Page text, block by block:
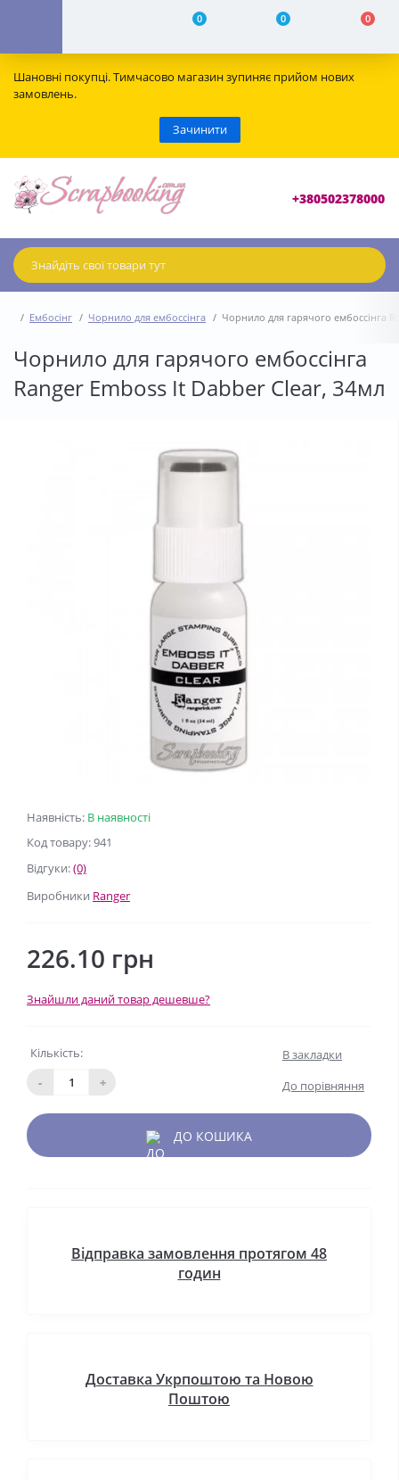
0 0 0
Шановні покупці. Тимчасово магазин зупиняє прийом нових
замовлень.
Зачинити
+380502378000
Ембосінг Чорнило для ембоссінга Чорнило для гарячого ембоссінга
Чорнило для гарячого ембоссінга
Ranger Emboss It Dabber Clear, 34мл
Наявність: В наявності
Код товару: 941
Відгуки:(0)
Виробники Ranger
226.10 грн
Знайшли даний товар дешевше?
Кількість:
-
+
В закладки
До порівняння
ДО КОШИКА
Відправка замовлення протягом 48
годин
Доставка Укрпоштою та Новою
Поштою